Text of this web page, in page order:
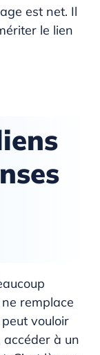
est net. Il
le lien
remplace
vouloir
à un